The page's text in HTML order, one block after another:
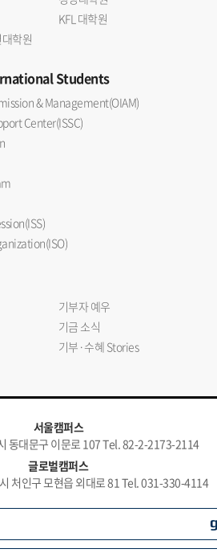
KFL 대학원
학원
Students
& Management(OIAM)
Center(ISSC)
기부자 예우
기금 소식
기부·수혜 Stories
서울캠퍼스
동대문구 이문로 107 Tel. 82-2-2173-2114
글로벌캠퍼스
처인구 모현읍 외대로 81 Tel. 031-330-4114